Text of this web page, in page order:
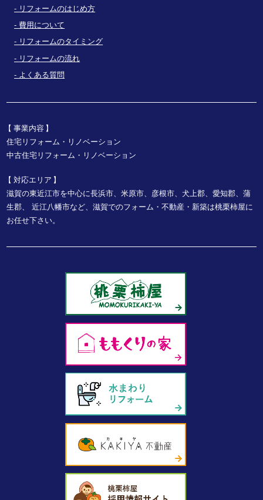
リフォームのはじめ方
費用について
リフォームのタイミング
リフォームの流れ
よくある質問
事業内容
住宅リフォーム・リノベーション
中古住宅リフォーム・リノベーション
対応エリア
滋賀の東近江市を中心に長浜市、米原市、彦根市、犬上郡、愛知郡、蒲
生郡、
近江八幡市など、滋賀でのフォーム・不動産・新築は桃栗柿屋に
お任せ下さい。